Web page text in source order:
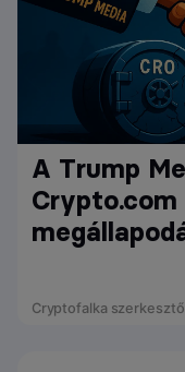
A Trump
Cryptofalka